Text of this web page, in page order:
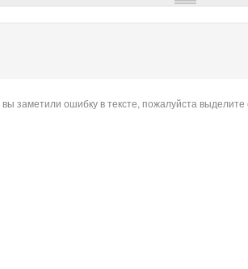
вы заметили ошибку в тексте, пожалуйста